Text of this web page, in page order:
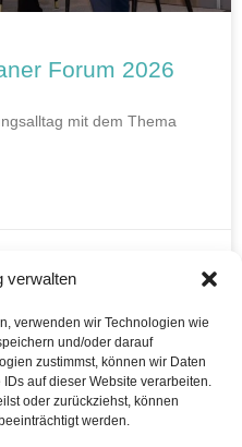
verwalten
verwenden wir Technologien wie
und/oder darauf
zustimmst, können wir Daten
auf dieser Website verarbeiten.
oder zurückziehst, können
werden.
Forum 2026
mit dem Thema